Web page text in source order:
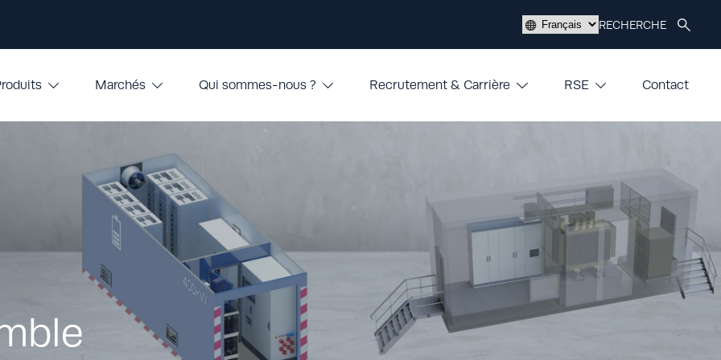
Marchés Qui sommes-nous ? Recrutement & Carrière RSE Contact
Choisir
RECHERCHE